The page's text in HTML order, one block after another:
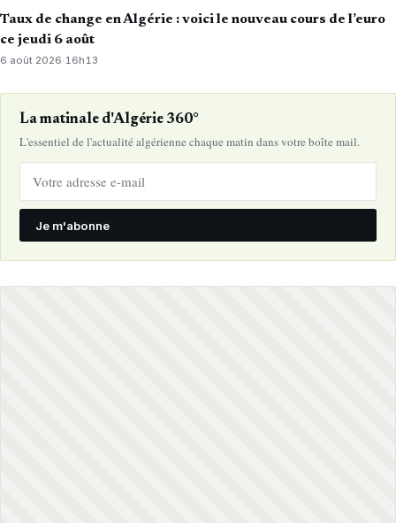
Taux de change en Algérie : voici le nouveau cours de l’euro
ce jeudi 6 août
6 août 2026· 16h13
La matinale d'Algérie 360°
L'essentiel de l'actualité algérienne chaque matin dans votre boîte mail.
Je m'abonne